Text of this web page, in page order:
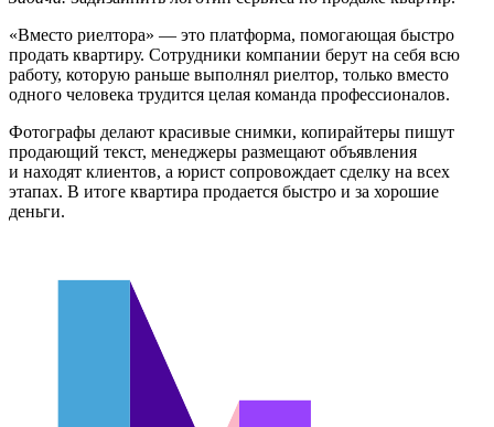
«Вместо риелтора» — это платформа, помогающая быстро
продать квартиру. Сотрудники компании берут на себя всю
работу, которую раньше выполнял риелтор, только вместо
одного человека трудится целая команда профессионалов.
Фотографы делают красивые снимки, копирайтеры пишут
продающий текст, менеджеры размещают объявления
и находят клиентов, а юрист сопровождает сделку на всех
этапах. В итоге квартира продается быстро и за хорошие
деньги.